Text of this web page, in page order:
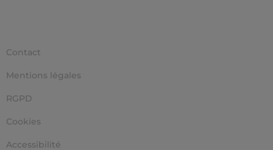
Contact
Mentions légales
RGPD
Cookies
Accessibilité